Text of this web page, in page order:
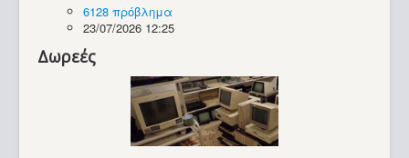
6128 πρόβλημα
23/07/2026 12:25
Δωρεές